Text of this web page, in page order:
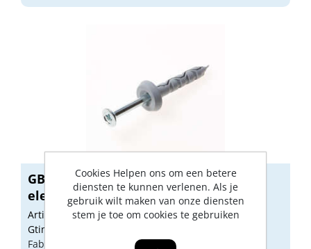
GB Slagschroefnagel met kraagplug
elektr...
Artikelnummer: 1149803
Gtin: 8714318014704
Fabrikant artikel nummer: 07215.0200
Cookies Helpen ons om een betere
diensten te kunnen verlenen. Als je
gebruik wilt maken van onze diensten
stem je toe om cookies te gebruiken